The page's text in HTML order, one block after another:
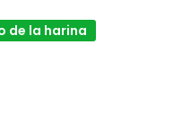
de la harina